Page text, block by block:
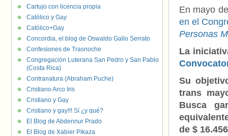
En mayo
en el
Personas
La
Su
trans
Busca
de $
Cartujo con licencia propia
Católico y Gay
Católico+Gay
Concordia, el blog de Oswaldo Gallo Serrato
Confesiones de Trasnoche
Congregación Luterana San Pedro y San Pablo
(Costa Rica)
Contranatura (Abraham Puche)
Cristiano Arco Iris
Cristiano y Gay
Cristiano y gay!!! Sí ¿y qué?
El Blog de Abdennur Prado
El Blog de Xabier Pikaza